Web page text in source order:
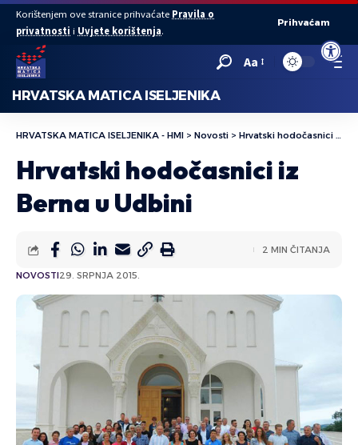
Open
Korištenjem ove stranice prihvaćate Pravila o
privatnosti i Uvjete korištenja.
Prihvaćam
Aa
HRVATSKA MATICA ISELJENIKA
HRVATSKA MATICA ISELJENIKA - HMI > Novosti > Hrvatski hodočasnici iz Berna u Udbini
Hrvatski hodočasnici iz
Berna u Udbini
NOVOSTI29. SRPNJA 2015.
2 MIN ČITANJA